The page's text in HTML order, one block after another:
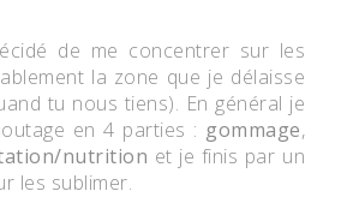
de me concentrer sur les
la zone que je délaisse
tu nous tiens). En général je
en 4 parties : gommage,
nutrition et je finis par un
les sublimer.